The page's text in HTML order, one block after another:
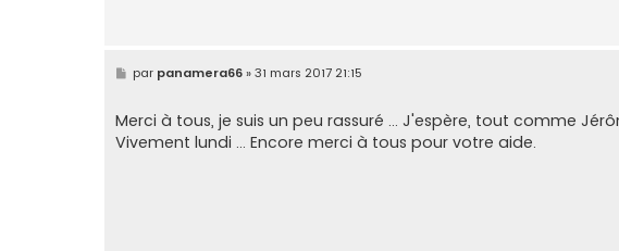
M
e
s
a
g
par panamera66»31 mars 2017 21:15
Merci à tous, je suis un peu rassuré ... J'espère, tout comme
Vivement lundi ... Encore merci à tous pour votre aide.